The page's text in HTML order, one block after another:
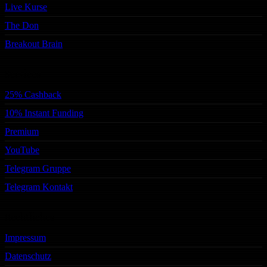
Live Kurse
The Don
Breakout Brain
25% Cashback
10% Instant Funding
Premium
YouTube
Telegram Gruppe
Telegram Kontakt
Impressum
Datenschutz